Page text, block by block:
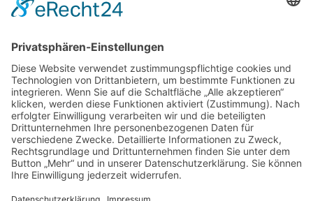
Eröffnungsfahrt 2007 _53
Bild-Informationen
Aktuelle Seite:
Bildergalerie